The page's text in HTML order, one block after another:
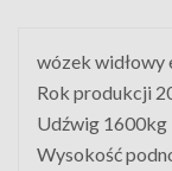
wózek widłowy
Rok produkcji
Udźwig 1600kg
Wysokość